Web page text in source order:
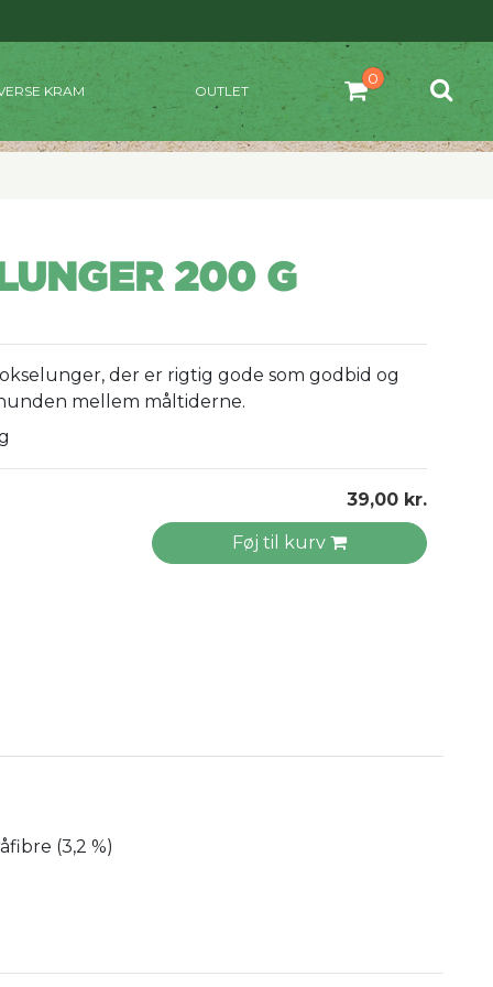
KRAM OUTLET
200 G
der er rigtig gode som godbid og
mellem måltiderne.
39,00 kr.
Føj til kurv
(3,2 %)